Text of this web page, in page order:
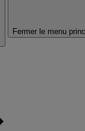
Fermer le menu